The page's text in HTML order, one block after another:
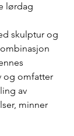
lørdag
skulptur og
og omfatter
av
minner